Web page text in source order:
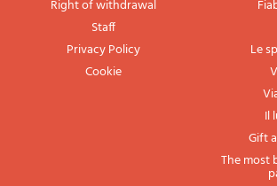
Right of withdrawal
Staff
Privacy Policy
Cookie
Le
Il
Gift
The most